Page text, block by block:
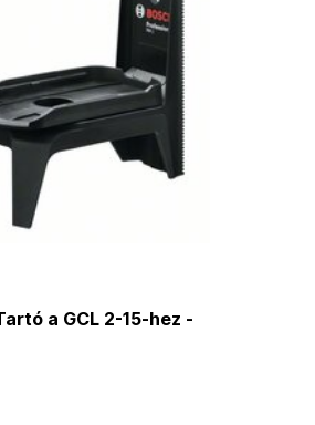
a GCL 2-15-hez -